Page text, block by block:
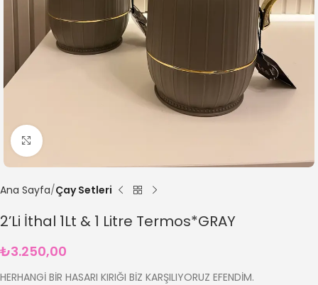
Büyütmek için tıklayın
Ana Sayfa Çay Setleri
2’Li İthal 1Lt & 1 Litre Termos*GRAY
₺3.250,00
HERHANGİ BİR HASARI KIRIĞI BİZ KARŞILIYORUZ EFENDİM.